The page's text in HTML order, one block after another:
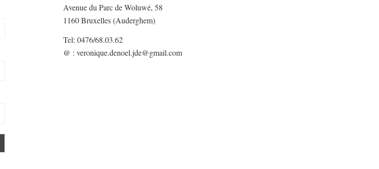
Avenue du Parc de Woluwé, 58
1160 Bruxelles (Auderghem)
Tel: 0476/68.03.62
@ :veronique.denoel.jde@gmail.com